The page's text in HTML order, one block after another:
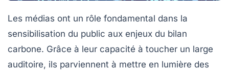
Les médias ont un rôle fondamental dans la
sensibilisation du public aux enjeux du bilan
carbone. Grâce à leur capacité à toucher un large
auditoire, ils parviennent à mettre en lumière des